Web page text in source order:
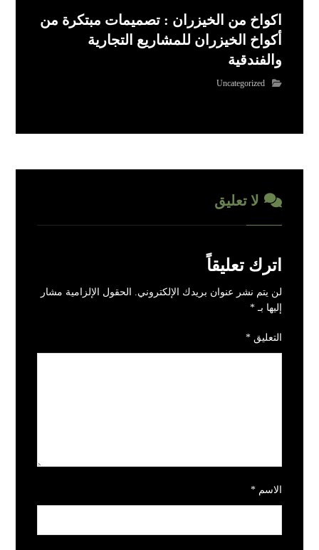
اكواخ من الخيزران : تصميمات مبتكرة من
أكواخ الخيزران للمشاريع التجارية
والفندقية
Uncategorized
لا تعليق
اترك تعليقاً
لن يتم نشر عنوان بريدك الإلكتروني.
الحقول الإلزامية مشار
إليها بـ*
التعليق*
الاسم*